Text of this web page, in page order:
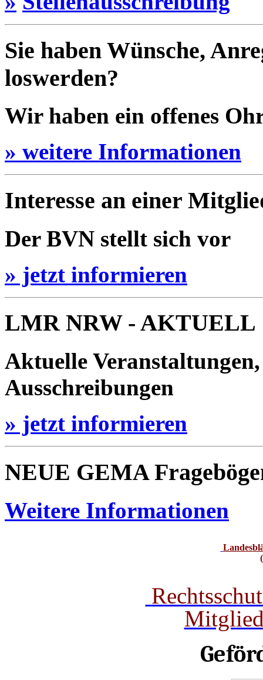
Sie haben Wünsche,
loswerden?
Wir haben ein offenes
» weitere Informationen
Interesse an einer
Der BVN stellt sich vor
» jetzt informieren
LMR NRW - AKTUELL
Aktuelle
Ausschreibungen
» jetzt informieren
NEUE GEMA
Weitere Informationen